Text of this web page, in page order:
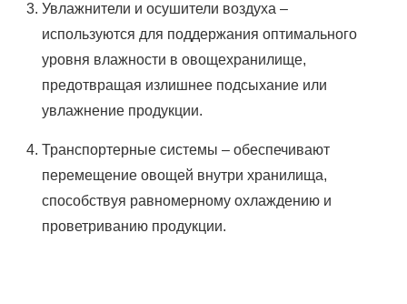
Увлажнители и осушители воздуха –
используются для поддержания оптимального
уровня влажности в овощехранилище,
предотвращая излишнее подсыхание или
увлажнение продукции.
Транспортерные системы – обеспечивают
перемещение овощей внутри хранилища,
способствуя равномерному охлаждению и
проветриванию продукции.